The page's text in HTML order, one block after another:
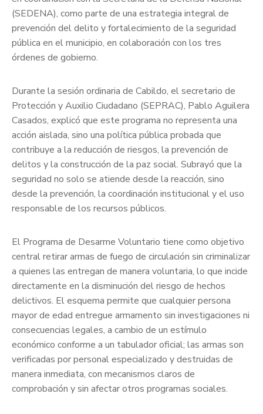
(SEDENA), como parte de una estrategia integral de
prevención del delito y fortalecimiento de la seguridad
pública en el municipio, en colaboración con los tres
órdenes de gobierno.
Durante la sesión ordinaria de Cabildo, el secretario de
Protección y Auxilio Ciudadano (SEPRAC), Pablo Aguilera
Casados, explicó que este programa no representa una
acción aislada, sino una política pública probada que
contribuye a la reducción de riesgos, la prevención de
delitos y la construcción de la paz social. Subrayó que la
seguridad no solo se atiende desde la reacción, sino
desde la prevención, la coordinación institucional y el uso
responsable de los recursos públicos.
El Programa de Desarme Voluntario tiene como objetivo
central retirar armas de fuego de circulación sin criminalizar
a quienes las entregan de manera voluntaria, lo que incide
directamente en la disminución del riesgo de hechos
delictivos. El esquema permite que cualquier persona
mayor de edad entregue armamento sin investigaciones ni
consecuencias legales, a cambio de un estímulo
económico conforme a un tabulador oficial; las armas son
verificadas por personal especializado y destruidas de
manera inmediata, con mecanismos claros de
comprobación y sin afectar otros programas sociales.